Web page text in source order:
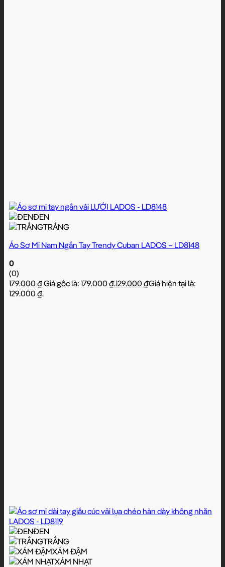
ĐEN
TRẮNG
Áo Sơ Mi Nam Ngắn Tay Trendy Cuban LADOS – LD8148
0
(0)
179.000₫Giá gốc là: 179.000 ₫.129.000 ₫Giá hiện tại là:
129.000 ₫.
ĐEN
TRẮNG
XÁM ĐẬM
XÁM NHẠT